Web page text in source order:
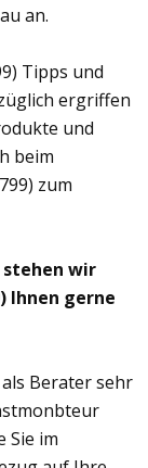
an.
Tipps und
ergriffen
und
beim
zum
stehen wir
Ihnen gerne
Berater sehr
Sie im